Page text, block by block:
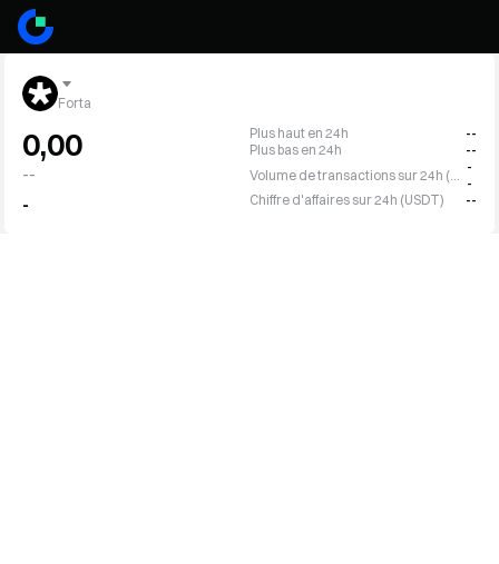
Forta
0,00
--
-
Plus haut en 24h
--
Plus bas en 24h
--
-
-
Chiffre d'affaires sur 24h (USDT)
--